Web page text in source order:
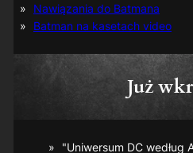
Nawiązania do Batmana
Batman na kasetach video
Już
"Uniwersum DC według